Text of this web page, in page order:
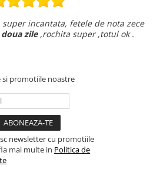
incantata, fetele de nota zece
zile,rochita super ,totul ok .
si promotiile noastre
newsletter cu promotiile
mai multe in Politica de